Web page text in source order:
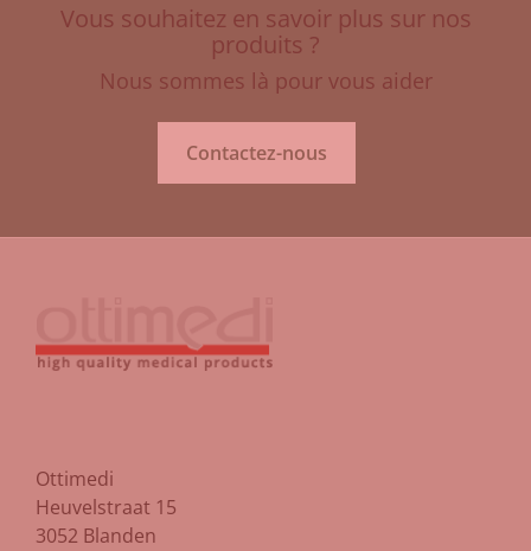
Vous souhaitez en savoir plus sur nos
produits ?
Nous sommes là pour vous aider
Contactez-nous
Ottimedi
Heuvelstraat 15
3052 Blanden